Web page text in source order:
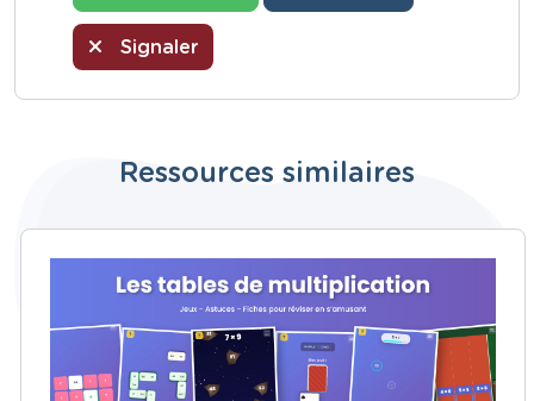
Signaler
Ressources similaires